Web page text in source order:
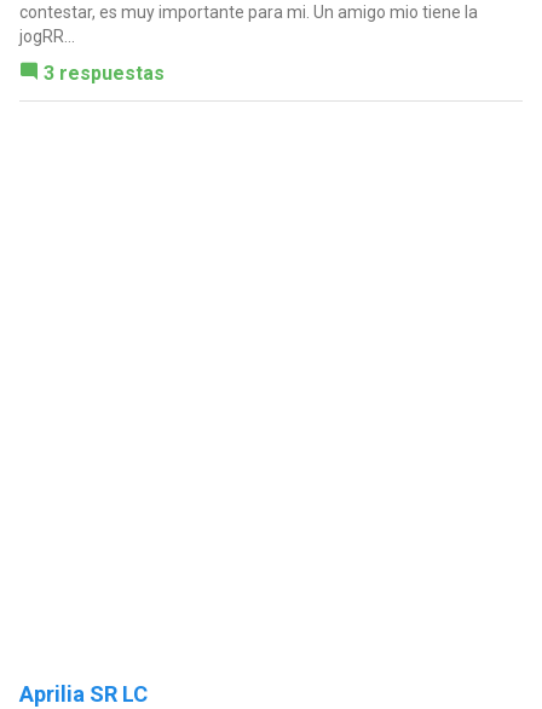
contestar, es muy importante para mi. Un amigo mio tiene la
jogRR...
3 respuestas
Aprilia SR LC